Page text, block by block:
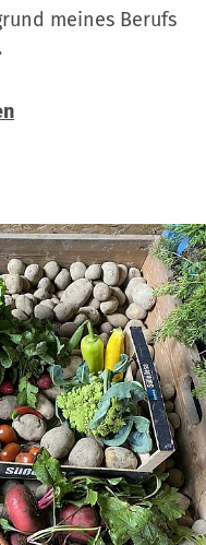
meines Berufs